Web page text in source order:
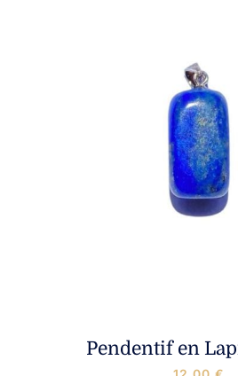
Pendentif en